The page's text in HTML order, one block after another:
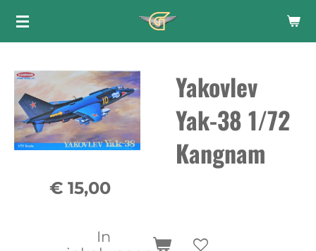
Ga
de
hoofdinhoud
Yakovlev
Yak-38 1/72
Kangnam
€ 15,00
In